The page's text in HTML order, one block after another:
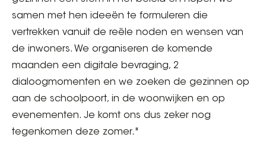
samen met hen ideeën te formuleren die
vertrekken vanuit de reële noden en wensen van
de inwoners. We organiseren de komende
maanden een digitale bevraging, 2
dialoogmomenten en we zoeken de gezinnen op
aan de schoolpoort, in de woonwijken en op
evenementen. Je komt ons dus zeker nog
tegenkomen deze zomer."